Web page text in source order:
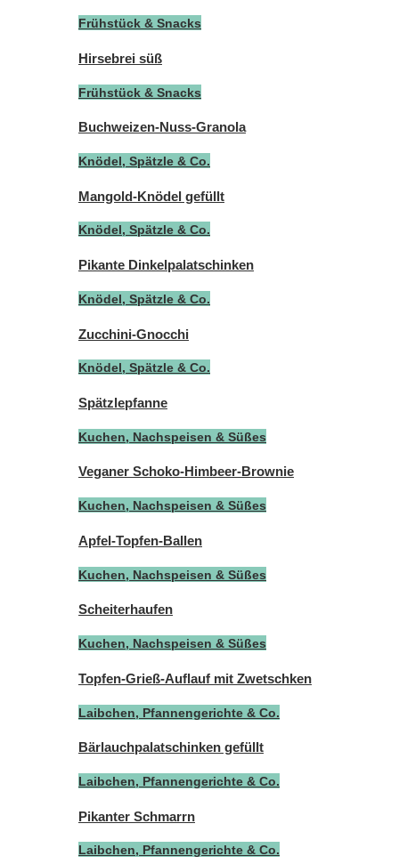
Frühstück & Snacks
Hirsebrei süß
Frühstück & Snacks
Buchweizen-Nuss-Granola
Knödel, Spätzle & Co.
Mangold-Knödel gefüllt
Knödel, Spätzle & Co.
Pikante Dinkelpalatschinken
Knödel, Spätzle & Co.
Zucchini-Gnocchi
Knödel, Spätzle & Co.
Spätzlepfanne
Kuchen, Nachspeisen & Süßes
Veganer Schoko-Himbeer-Brownie
Kuchen, Nachspeisen & Süßes
Apfel-Topfen-Ballen
Kuchen, Nachspeisen & Süßes
Scheiterhaufen
Kuchen, Nachspeisen & Süßes
Topfen-Grieß-Auflauf mit Zwetschken
Laibchen, Pfannengerichte & Co.
Bärlauchpalatschinken gefüllt
Laibchen, Pfannengerichte & Co.
Pikanter Schmarrn
Laibchen, Pfannengerichte & Co.